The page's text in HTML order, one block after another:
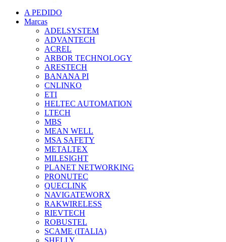
A PEDIDO
Marcas
ADELSYSTEM
ADVANTECH
ACREL
ARBOR TECHNOLOGY
ARESTECH
BANANA PI
CNLINKO
ETI
HELTEC AUTOMATION
LTECH
MBS
MEAN WELL
MSA SAFETY
METALTEX
MILESIGHT
PLANET NETWORKING
PRONUTEC
QUECLINK
NAVIGATEWORX
RAKWIRELESS
RIEVTECH
ROBUSTEL
SCAME (ITALIA)
SHELLY